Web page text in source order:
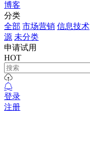
博客
分类
全部 市场营销 信息技术
源 未分类
申请试用
HOT
登录
注册